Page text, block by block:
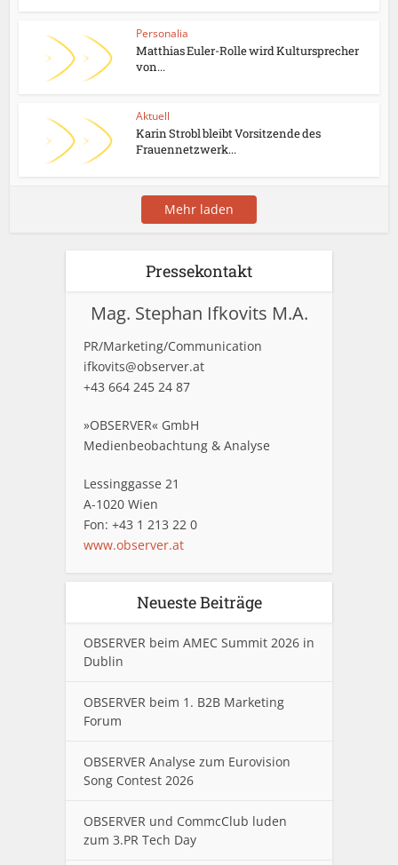
Personalia
Matthias Euler-Rolle wird Kultursprecher
von...
Aktuell
Karin Strobl bleibt Vorsitzende des
Frauennetzwerk...
Mehr laden
Pressekontakt
Mag. Stephan Ifkovits M.A.
PR/Marketing/Communication
ifkovits@observer.at
+43 664 245 24 87
»OBSERVER« GmbH
Medienbeobachtung & Analyse
Lessinggasse 21
A-1020 Wien
Fon: +43 1 213 22 0
www.observer.at
Neueste Beiträge
OBSERVER beim AMEC Summit 2026 in
Dublin
OBSERVER beim 1. B2B Marketing
Forum
OBSERVER Analyse zum Eurovision
Song Contest 2026
OBSERVER und CommcClub luden
zum 3.PR Tech Day